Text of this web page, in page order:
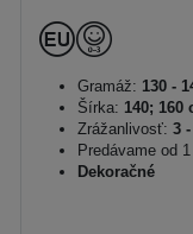
Gramáž: 130 -
Šírka: 140; 160
Zrážanlivosť: 3
Predávame od
Dekoračné